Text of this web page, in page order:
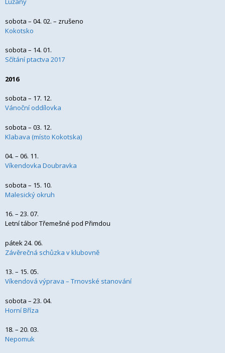
sobota – 04. 02. – zrušeno
Kokotsko
sobota – 14. 01.
Sčítání ptactva 2017
2016
sobota – 17. 12.
Vánoční oddílovka
sobota – 03. 12.
Klabava (místo Kokotska)
04. – 06. 11.
Víkendovka Doubravka
sobota – 15. 10.
Malesický okruh
16. – 23. 07.
Letní tábor Třemešné pod Přimdou
pátek 24. 06.
Závěrečná schůzka v klubovně
13. – 15. 05.
Víkendová výprava – Trnovské stanování
sobota – 23. 04.
Horní Bříza
18. – 20. 03.
Nepomuk